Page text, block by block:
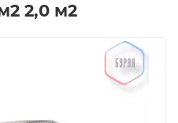
2,0 м2